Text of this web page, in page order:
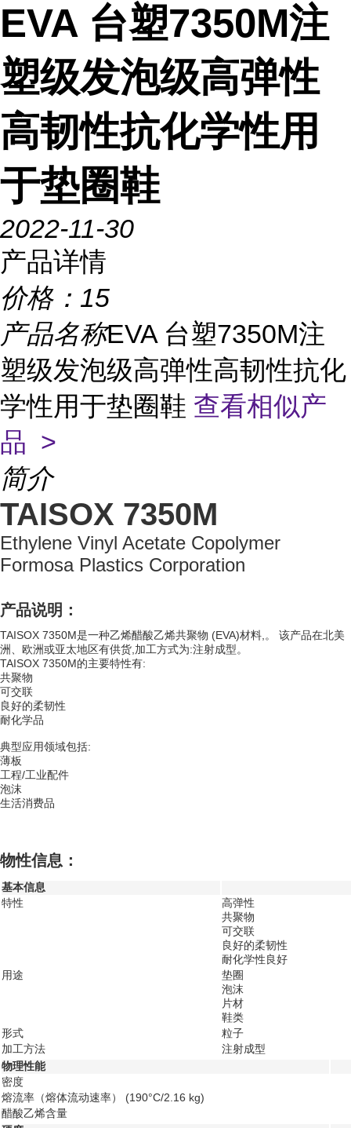
EVA 台塑7350M注
塑级发泡级高弹性
高韧性抗化学性用
于垫圈鞋
2022-11-30
产品详情
价格： 15
产品名称EVA 台塑7350M注
塑级发泡级高弹性高韧性抗化
学性用于垫圈鞋 查看相似产
品 >
简介
TAISOX 7350M
Ethylene Vinyl Acetate Copolymer
Formosa Plastics Corporation
产品说明：
TAISOX 7350M是一种乙烯醋酸乙烯共聚物 (EVA)材料,。 该产品在北美
洲、欧洲或亚太地区有供货,加工方式为:注射成型。
TAISOX 7350M的主要特性有:
共聚物
可交联
良好的柔韧性
耐化学品
典型应用领域包括:
薄板
工程/工业配件
泡沫
生活消费品
物性信息：
基本信息
特性
高弹性
共聚物
可交联
良好的柔韧性
耐化学性良好
用途
垫圈
泡沫
片材
鞋类
形式
粒子
加工方法
注射成型
物理性能
密度
熔流率（熔体流动速率） (190°C/2.16 kg)
醋酸乙烯含量